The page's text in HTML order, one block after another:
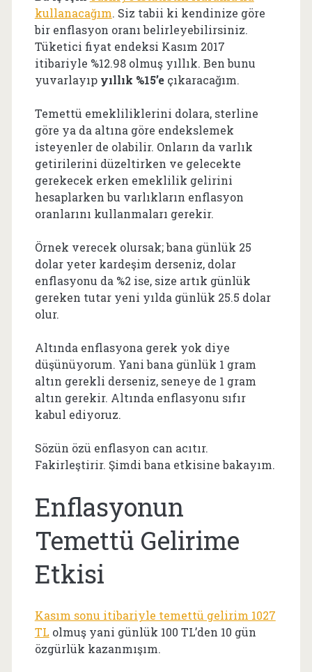
kullanacağım. Siz tabii ki kendinize göre
bir enflasyon oranı belirleyebilirsiniz.
Tüketici fiyat endeksi Kasım 2017
itibariyle %12.98 olmuş yıllık. Ben bunu
yuvarlayıp yıllık %15’eçıkaracağım.
Temettü emekliliklerini dolara, sterline
göre ya da altına göre endekslemek
isteyenler de olabilir. Onların da varlık
getirilerini düzeltirken ve gelecekte
gerekecek erken emeklilik gelirini
hesaplarken bu varlıkların enflasyon
oranlarını kullanmaları gerekir.
Örnek verecek olursak; bana günlük 25
dolar yeter kardeşim derseniz, dolar
enflasyonu da %2 ise, size artık günlük
gereken tutar yeni yılda günlük 25.5 dolar
olur.
Altında enflasyona gerek yok diye
düşünüyorum. Yani bana günlük 1 gram
altın gerekli derseniz, seneye de 1 gram
altın gerekir. Altında enflasyonu sıfır
kabul ediyoruz.
Sözün özü enflasyon can acıtır.
Fakirleştirir. Şimdi bana etkisine bakayım.
Enflasyonun
Temettü Gelirime
Etkisi
Kasım sonu itibariyle temettü gelirim 1027
TL olmuş yani günlük 100 TL’den 10 gün
özgürlük kazanmışım.